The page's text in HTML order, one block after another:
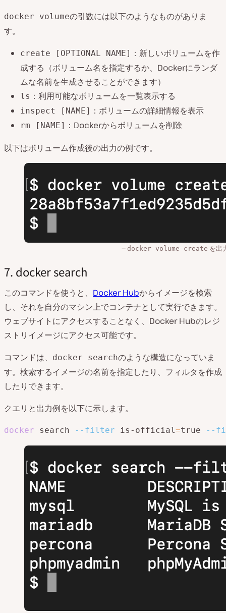
docker volumeの引数には以下のようなものがありま
す。
create [OPTIONAL NAME] ：新しいボリュームを作
成する（ボリューム名を指定するか、Dockerにランダ
ムな名前を生成させることができます）
ls ：利用可能なボリュームを一覧表示する
inspect [NAME] ：ボリュームの詳細情報を表示
rm [NAME] ：Dockerからボリュームを削除
以下はボリューム作成後の出力の例です。
docker volume create を出
7. docker search
このコマンドを使うと、 Docker Hubからイメージを検索
し、それを自分のマシン上でコンテナとして実行できます。
ウェブサイトにアクセスすることなく、Docker Hubのレジ
ストリイメージにアクセス可能です。
コマンドは、
docker searchのような構造になっていま
す。検索するイメージの名前を指定したり、フィルタを作成
したりできます。
クエリと出力例を以下に示します。
docker search --filter is-official =true --